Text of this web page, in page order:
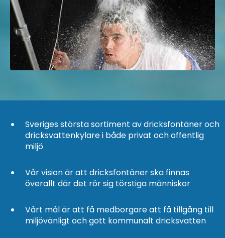
Sveriges största sortiment av dricksfontäner och
dricksvattenkylare i både privat och offentlig
miljö
Vår vision är att dricksfontäner ska finnas
överallt där det rör sig törstiga människor
Vårt mål är att få medborgare att få tillgång till
miljövänligt och gott kommunalt dricksvatten